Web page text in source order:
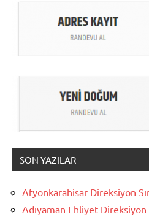
SON YAZILAR
Afyonkarahisar Direksiyon
Adıyaman Ehliyet Direksiyon